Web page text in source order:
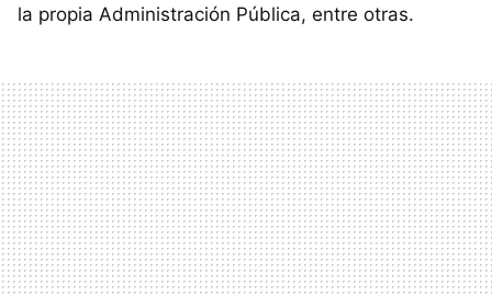
la propia Administración Pública, entre otras.